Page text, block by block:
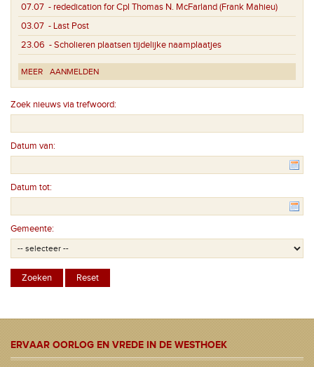
07.07 - rededication for Cpl Thomas N. McFarland (Frank Mahieu)
03.07 - Last Post
23.06 - Scholieren plaatsen tijdelijke naamplaatjes
MEER AANMELDEN
Zoek nieuws via trefwoord:
Datum van:
Datum tot:
Gemeente:
ERVAAR OORLOG EN VREDE IN DE WESTHOEK